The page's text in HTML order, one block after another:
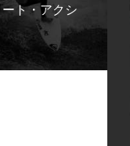
ト・アクシ